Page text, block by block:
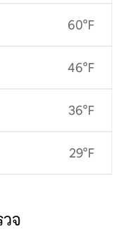
60°F
46°F
36°F
29°F
จ